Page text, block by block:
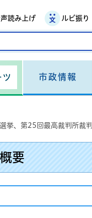
読み上げ ルビ振り
ツ 市政情報
挙、第25回最高裁判所裁
要